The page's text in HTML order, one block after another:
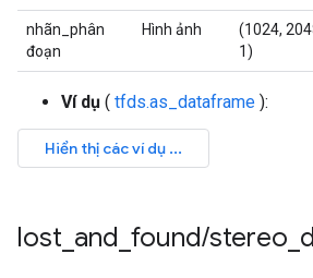
nhãn_phân
đoạn
Hình ảnh
(1024,
1)
Ví dụ ( tfds.as_dataframe ):
lost and found/stereo